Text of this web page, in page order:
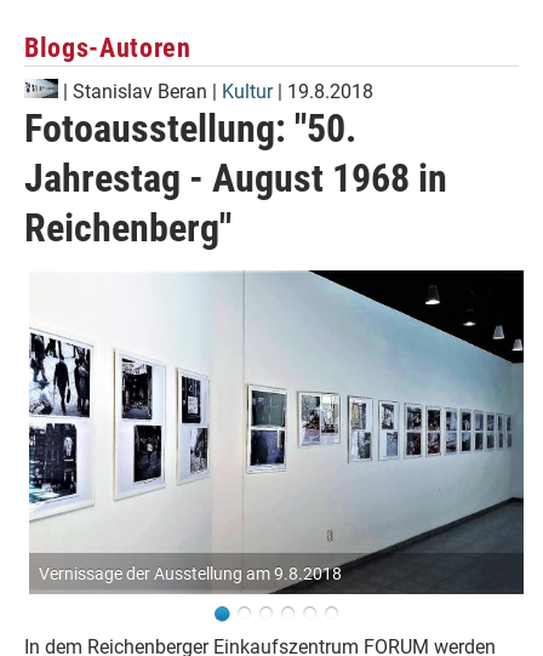
Blogs-Autoren
| Stanislav Beran | Kultur| 19.8.2018
Fotoausstellung: "50.
Jahrestag - August 1968 in
Reichenberg"
Vernissage der Ausstellung am 9.8.2018
Vernissage
In dem Reichenberger Einkaufszentrum FORUM werden